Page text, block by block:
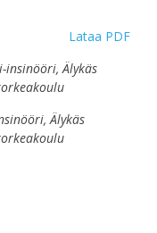
Lataa PDF
insinööri, Älykäs
Älykäs